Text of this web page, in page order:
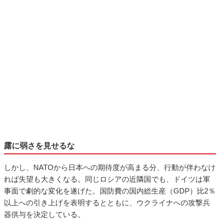
露に弱さを見せるな
しかし、NATOから日本への期待度が高まる分、行動が伴わなけ
れば失望も大きくなる。同じロシアの近隣国でも、ドイツは軍
事面で劇的な変化を遂げた。国防費の国内総生産（GDP）比2％
以上への引き上げを表明するとともに、ウクライナへの攻撃兵
器供与を決定している。